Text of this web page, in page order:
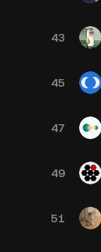
43
45
47
49
51